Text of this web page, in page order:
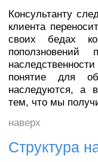
Консультанту
клиента
своих бедах
поползновений
понятие для
наследуются, а
тем, что мы
наверх
Структура